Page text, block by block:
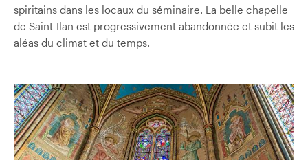
spiritains dans les locaux du séminaire. La belle chapelle
de Saint-Ilan est progressivement abandonnée et subit les
aléas du climat et du temps.